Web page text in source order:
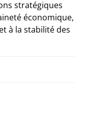
stratégiques
économique,
à la stabilité des